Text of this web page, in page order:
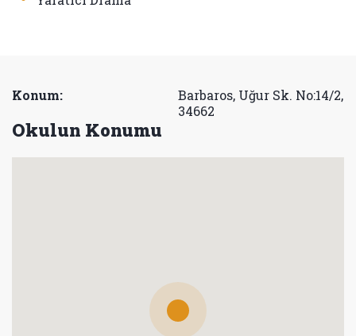
Konum:
Barbaros, Uğur Sk. No:14/2,
34662
Okulun Konumu